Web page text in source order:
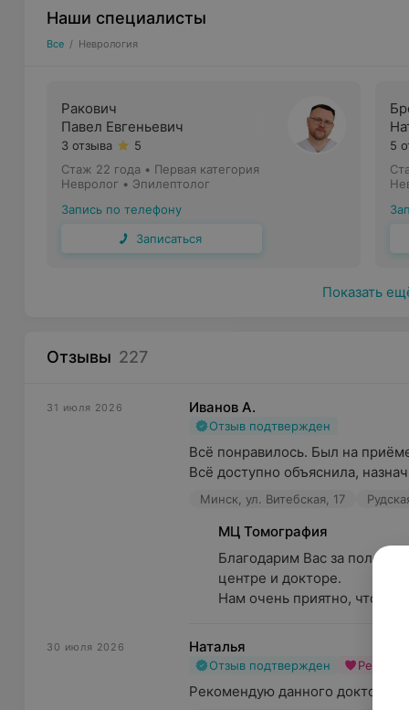
Остеохондроз позвоночника, вертебропатология;
Вегетативные дисфункции;
Астенический синдром;
Бессонница;
Невроз;
Панические атаки;
Последствия травм и воспалительных
Эпилепсия;
Патологии сосудов головного мозга (аневризмы,
Возрастные заболевания (болезнь Паркинсона,
Дисфункция височно-нижнечелюстного сустава;
Демиелинизирующие заболевания (рассеянный
Также врачи-неврологи медицинского центра
Цереброастенических синдромах;
Наши специалисты
Все / Неврология
Ракович
Павел Евгеньевич
3 отзыва
5
Стаж 22 года • Первая категория
Невролог • Эпилептолог
Запись по телефону
Записаться
5
Показать
Отзывы 227
31 июля 2026 Иванов А.
Отзыв подтвержден
Всё понравилось. Был на
Всё доступно объяснила,
Минск, ул. Витебская, 17
МЦ Томография
Благодарим Вас за
центре и докторе.
Нам очень приятно, что
30 июля 2026 Наталья
Отзыв подтвержден
Рекомендую данного доктора,